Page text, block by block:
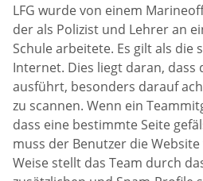
LFG wurde von einem
der als Polizist und Lehrer an
Schule arbeitete. Es gilt als die
Internet. Dies liegt daran, dass
ausführt, besonders darauf
zu scannen. Wenn ein
dass eine bestimmte Seite
muss der Benutzer die
Weise stellt das Team durch